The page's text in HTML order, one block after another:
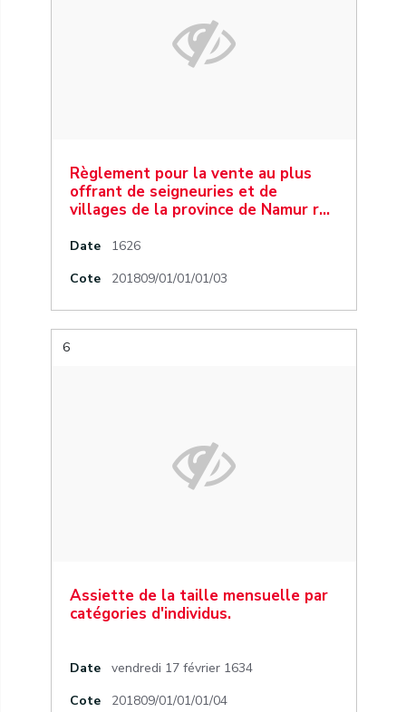
Règlement pour la vente au plus
offrant de seigneuries et de
villages de la province de Namur r…
Date
1626
Cote
201809/01/01/01/03
6
Assiette de la taille mensuelle par
catégories d'individus.
Date
vendredi 17 février 1634
Cote
201809/01/01/01/04